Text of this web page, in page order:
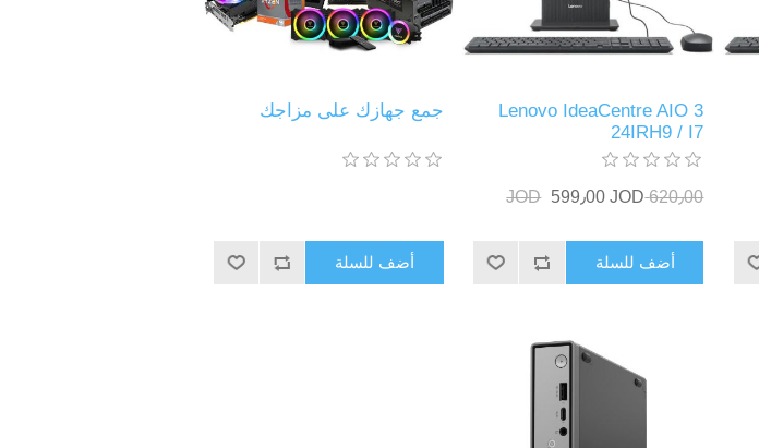
Lenovo IdeaCentre AIO 3
24IRH9 / I7
620٫00 JOD 599٫00 JOD
أضف للسلة
جمع جهازك على مزاجك
أضف للسلة